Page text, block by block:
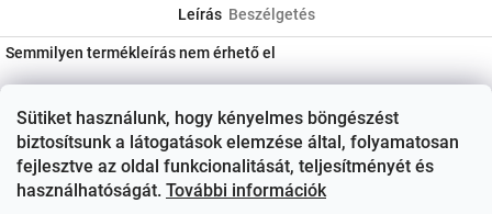
Sütiket használunk, hogy kényelmes böngészést
biztosítsunk a látogatások elemzése által, folyamatosan
fejlesztve az oldal funkcionalitását, teljesítményét és
használhatóságát. További információk
Leírás Beszélgetés
Semmilyen termékleírás nem érhető el
Kapcsolat
ezerjo@ ezerjo.hu
+36708665295